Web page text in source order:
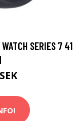
SERIES 7 41